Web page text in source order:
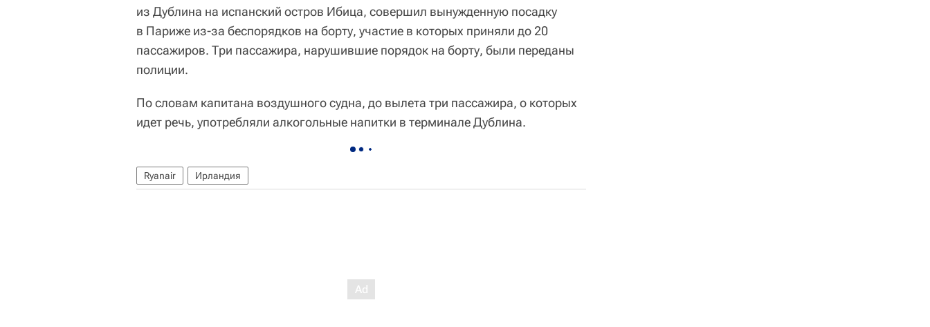
из Дублина на испанский остров Ибица, совершил вынужденную посадку
в Париже из-за беспорядков на борту, участие в которых приняли до 20
пассажиров. Три пассажира, нарушившие порядок на борту, были переданы
полиции.
По словам капитана воздушного судна, до вылета три пассажира, о которых
идет речь, употребляли алкогольные напитки в терминале Дублина.
Ryanair Ирландия